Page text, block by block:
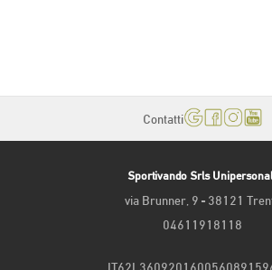
Contatti
Sportivando Srls
via Brunner, 9 - 38121
04611918118